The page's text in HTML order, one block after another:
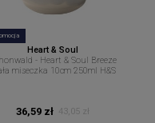
Heart & Soul
- Heart & Soul Breeze
miseczka 10cm 250ml H&S
36,59 zł
43,05 zł